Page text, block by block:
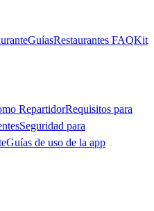
GuíasRestaurantes FAQKit
RepartidorRequisitos para
Seguridad para
Guías de uso de la app